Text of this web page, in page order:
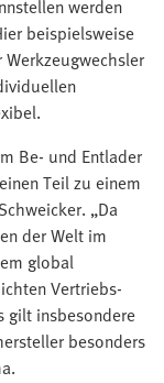
werden
beispielsweise
Be- und Entlader
Teil zu einem
„Da
der Welt im
global
Vertriebs-
gilt insbesondere
besonders